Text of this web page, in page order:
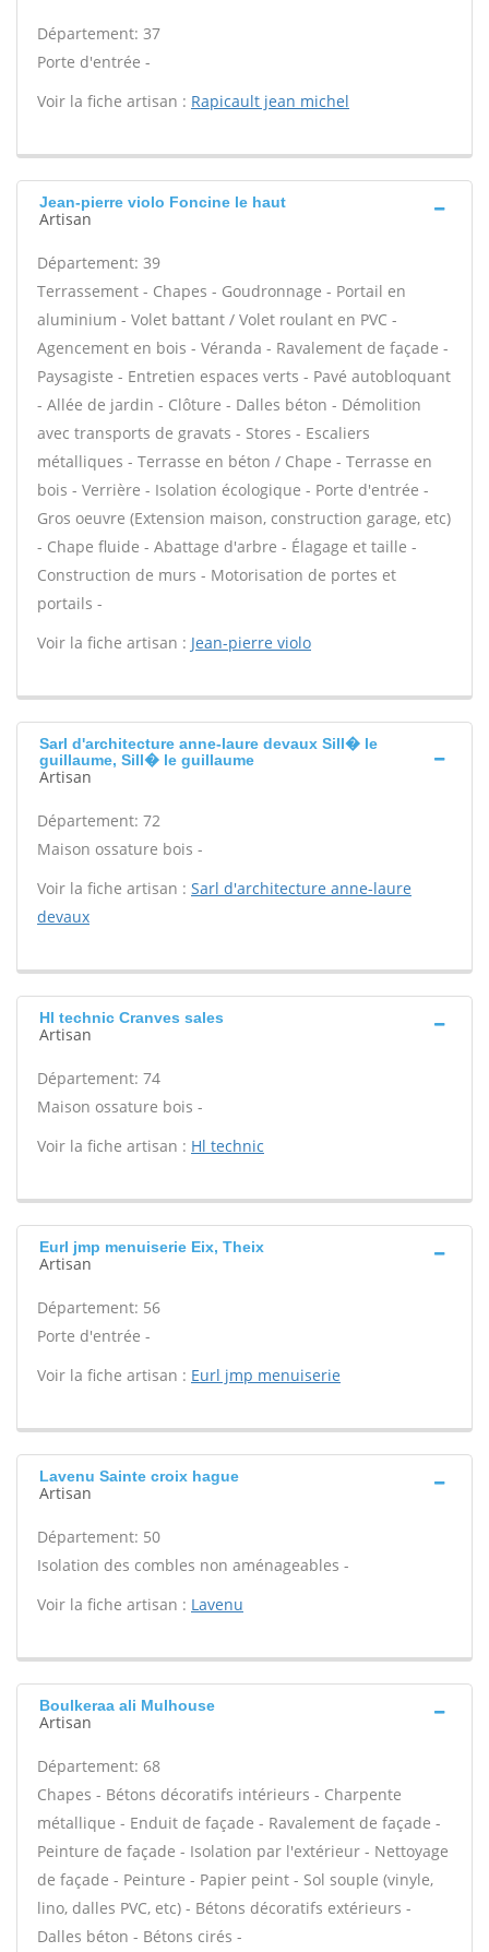
Département: 37
Porte d'entrée -
Voir la fiche artisan : Rapicault jean michel
Jean-pierre violo Foncine le haut
Artisan
Département: 39
Terrassement - Chapes - Goudronnage - Portail en
aluminium - Volet battant / Volet roulant en PVC -
Agencement en bois - Véranda - Ravalement de façade -
Paysagiste - Entretien espaces verts - Pavé autobloquant
- Allée de jardin - Clôture - Dalles béton - Démolition
avec transports de gravats - Stores - Escaliers
métalliques - Terrasse en béton / Chape - Terrasse en
bois - Verrière - Isolation écologique - Porte d'entrée -
Gros oeuvre (Extension maison, construction garage, etc)
- Chape fluide - Abattage d'arbre - Élagage et taille -
Construction de murs - Motorisation de portes et
portails -
Voir la fiche artisan : Jean-pierre violo
Sarl d'architecture anne-laure devaux Sill� le
guillaume, Sill� le guillaume
Artisan
Département: 72
Maison ossature bois -
Voir la fiche artisan : Sarl d'architecture anne-laure
devaux
Hl technic Cranves sales
Artisan
Département: 74
Maison ossature bois -
Voir la fiche artisan : Hl technic
Eurl jmp menuiserie Eix, Theix
Artisan
Département: 56
Porte d'entrée -
Voir la fiche artisan : Eurl jmp menuiserie
Lavenu Sainte croix hague
Artisan
Département: 50
Isolation des combles non aménageables -
Voir la fiche artisan : Lavenu
Boulkeraa ali Mulhouse
Artisan
Département: 68
Chapes - Bétons décoratifs intérieurs - Charpente
métallique - Enduit de façade - Ravalement de façade -
Peinture de façade - Isolation par l'extérieur - Nettoyage
de façade - Peinture - Papier peint - Sol souple (vinyle,
lino, dalles PVC, etc) - Bétons décoratifs extérieurs -
Dalles béton - Bétons cirés -